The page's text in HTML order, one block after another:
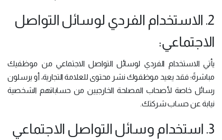
2. الاستخدام الفردي لوسائل التواصل
الاجتماعي:
يأتي الاستخدام الفردي لوسائل التواصل الاجتماعي من موظفيك
مباشرةً؛ فقد يعيد موظفوك نشر محتوى للعلامة التجارية، أو يرسلون
رسائل خاصة لأصحاب المصلحة الخارجيين من حساباتهم الشخصية
نيابة عن حساب شركتك.
3. استخدام وسائل التواصل الاجتماعي